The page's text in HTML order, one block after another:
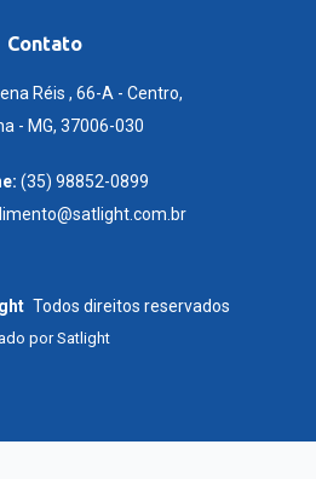
Contato
Réis , 66-A - Centro,
- MG, 37006-030
(35) 98852-0899
Todos direitos reservados
porSatlight